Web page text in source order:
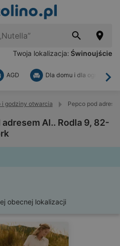
Twoja lokalizacja: Świnoujście
AGD Dla domu i dla ogrodu
godziny otwarcia Pepco pod
adresem Al.. Rodla 9, 82-
obecnej lokalizacji